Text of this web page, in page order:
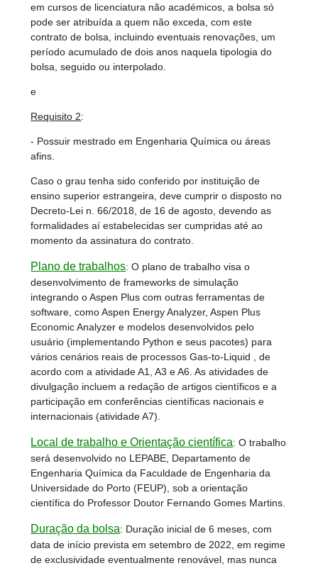
em cursos de licenciatura não académicos, a bolsa só
pode ser atribuída a quem não exceda, com este
contrato de bolsa, incluindo eventuais renovações, um
período acumulado de dois anos naquela tipologia do
bolsa, seguido ou interpolado.
e
Requisito 2:
- Possuir mestrado em Engenharia Química ou áreas
afins.
Caso o grau tenha sido conferido por instituição de
ensino superior estrangeira, deve cumprir o disposto no
Decreto-Lei n. 66/2018, de 16 de agosto, devendo as
formalidades aí estabelecidas ser cumpridas até ao
momento da assinatura do contrato.
Plano de trabalhos:O plano de trabalho visa o
desenvolvimento de frameworks de simulação
integrando o Aspen Plus com outras ferramentas de
software, como Aspen Energy Analyzer, Aspen Plus
Economic Analyzer e modelos desenvolvidos pelo
usuário (implementando Python e seus pacotes) para
vários cenários reais de processos Gas-to-Liquid , de
acordo com a atividade A1, A3 e A6. As atividades de
divulgação incluem a redação de artigos científicos e a
participação em conferências científicas nacionais e
internacionais (atividade A7).
Local de trabalho e Orientação científica:O trabalho
será desenvolvido no LEPABE, Departamento de
Engenharia Química da Faculdade de Engenharia da
Universidade do Porto (FEUP), sob a orientação
científica do Professor Doutor Fernando Gomes Martins.
Duração da bolsa: Duração inicial de 6 meses, com
data de início prevista em setembro de 2022, em regime
de exclusividade eventualmente renovável, mas nunca